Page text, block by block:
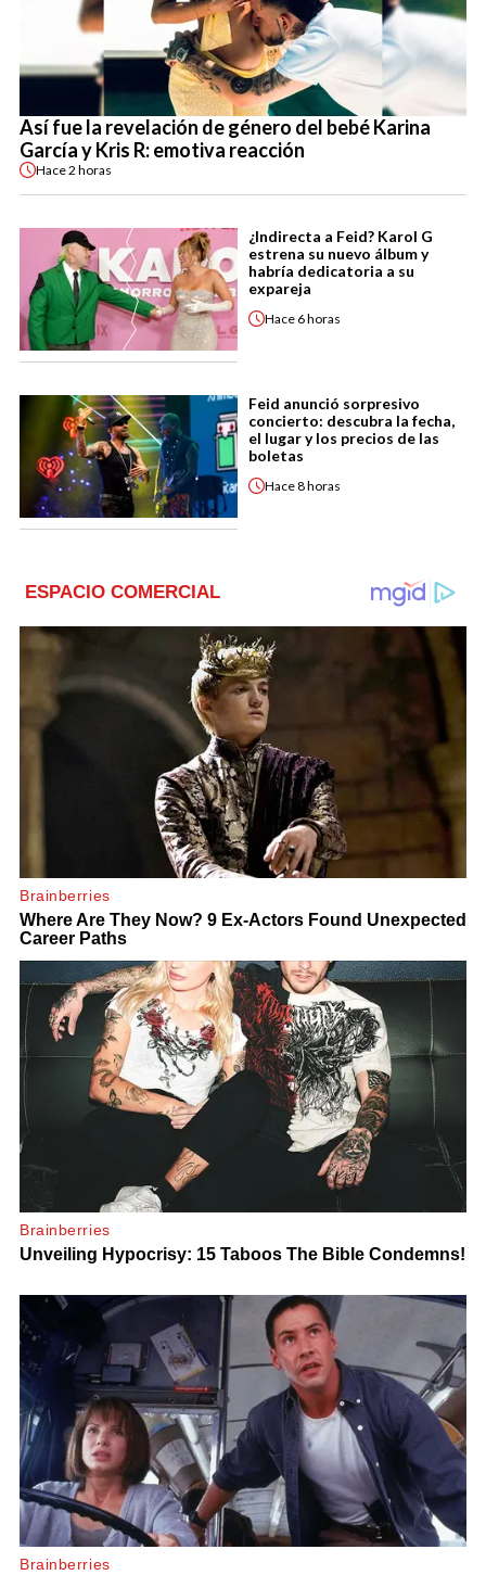
Así fue la revelación de género del bebé Karina
García y Kris R: emotiva reacción
Hace2 horas
¿Indirecta a Feid? Karol G
estrena su nuevo álbum y
habría dedicatoria a su
expareja
Hace 6 horas
Feid anunció sorpresivo
concierto: descubra la fecha,
el lugar y los precios de las
boletas
Hace8 horas